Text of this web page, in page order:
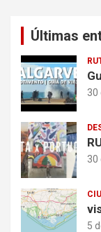
Últimas
30
30
5